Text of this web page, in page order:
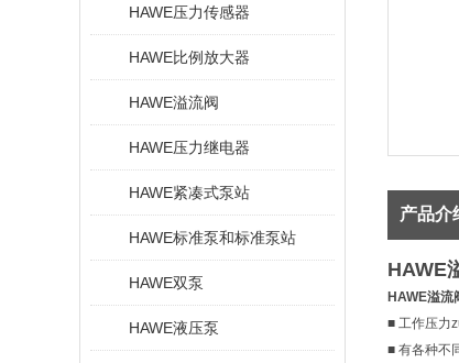
HAWE压力传感器
HAWE比例放大器
HAWE溢流阀
HAWE压力继电器
HAWE紧凑式泵站
HAWE标准泵和标准泵站
HAWE双泵
HAWE液压泵
产品介
HAWE
HAWE溢流
■ 工作压力
■ 有各种不